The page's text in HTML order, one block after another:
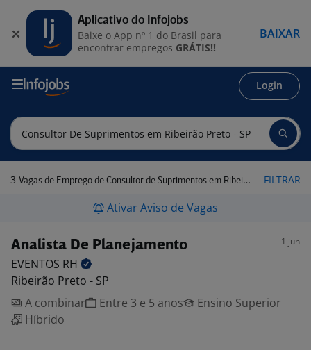
Login
3 Vagas de Emprego de Consultor de Suprimentos em Ribeirão Preto - SP FILTRAR
Ativar Aviso de Vagas
Analista De Planejamento 1 jun
EVENTOS RH
Ribeirão Preto - SP
A combinar
Entre 3 e 5 anos
Ensino Superior
Híbrido
Aplicativo do Infojobs
Baixe o App nº 1 do Brasil para
encontrar empregos GRÁTIS!!
BAIXAR